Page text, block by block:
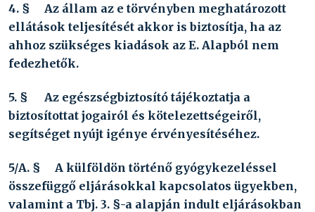
4. §
Az állam az e törvényben meghatározott
ellátások teljesítését akkor is biztosítja, ha az
ahhoz szükséges kiadások az E. Alapból nem
fedezhetők.
5. §
Az egészségbiztosító tájékoztatja a
biztosítottat jogairól és kötelezettségeiről,
segítséget nyújt igénye érvényesítéséhez.
5/A. §
A külföldön történő gyógykezeléssel
összefüggő eljárásokkal kapcsolatos ügyekben,
valamint a Tbj. 3. §-a alapján indult eljárásokban